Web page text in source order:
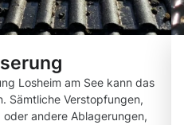
Losheim am See kann das
Sämtliche Verstopfungen,
andere Ablagerungen,